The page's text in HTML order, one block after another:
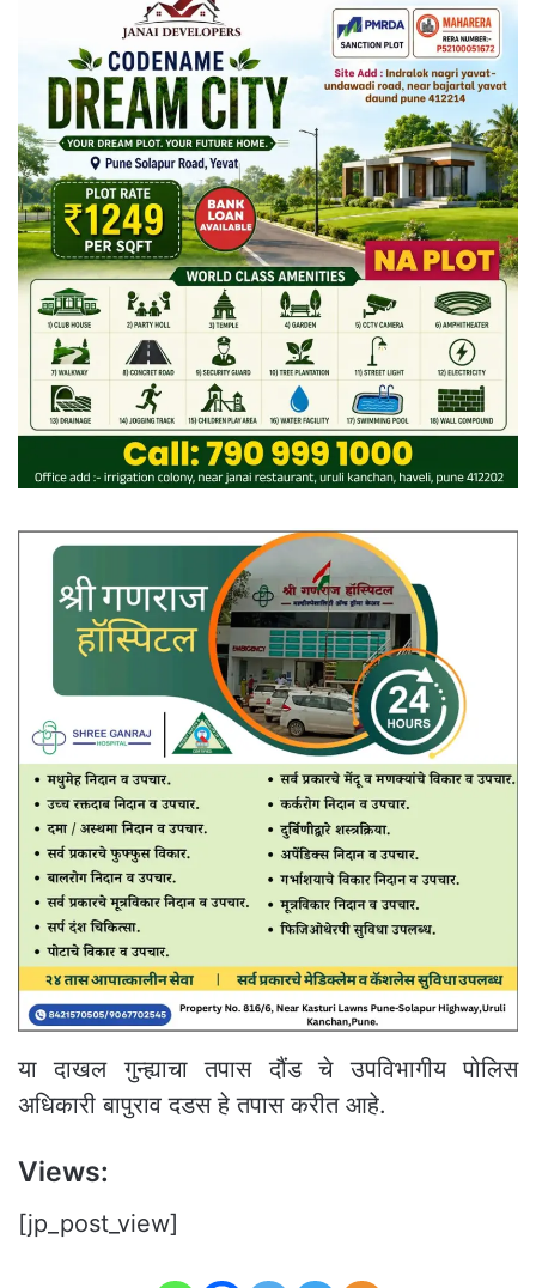
या दाखल गुन्ह्याचा तपास दौंड चे उपविभागीय पोलिस
अधिकारी बापुराव दडस हे तपास करीत आहे.
Views:
[jp_post_view]